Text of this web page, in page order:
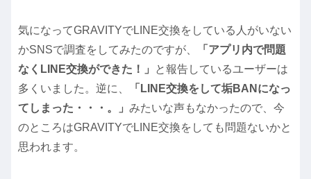
気になってGRAVITYでLINE交換をしている人がいない
かSNSで調査をしてみたのですが、
「アプリ内で問題
なくLINE交換ができた！」
と報告しているユーザーは
多くいました。逆に、
「LINE交換をして垢BANになっ
てしまった・・・。」 みたいな声もなかったので、今
のところはGRAVITYでLINE交換をしても問題ないかと
思われます。